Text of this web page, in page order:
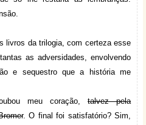
livros da trilogia, com certeza esse
as adversidades, envolvendo
e sequestro que a história me
meu coração, talvez pela
. O final foi satisfatório? Sim,